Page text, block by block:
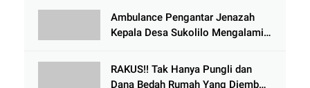
Ambulance Pengantar Jenazah
Kepala Desa Sukolilo Mengalami
Meninggal Dunia
RAKUS!! Tak Hanya Pungli dan
Dana Bedah Rumah Yang Diembat,